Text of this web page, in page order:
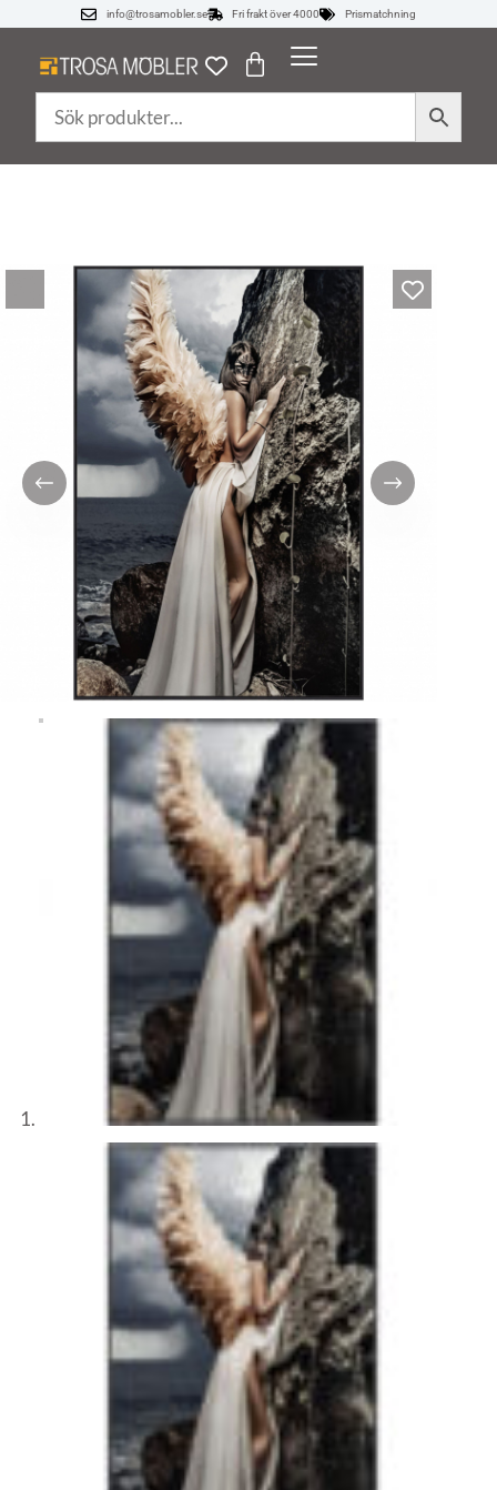
info@trosamobler.se Fri frakt över 4000 Prismatchning